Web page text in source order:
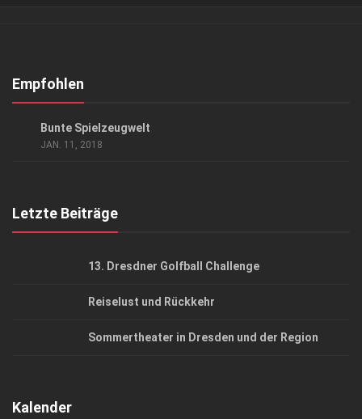
Kontakt, Impressum
Empfohlen
Bunte Spielzeugwelt
JAN. 11, 2018
Letzte Beiträge
13. Dresdner Golfball Challenge
Reiselust und Rückkehr
Sommertheater in Dresden und der Region
Kalender